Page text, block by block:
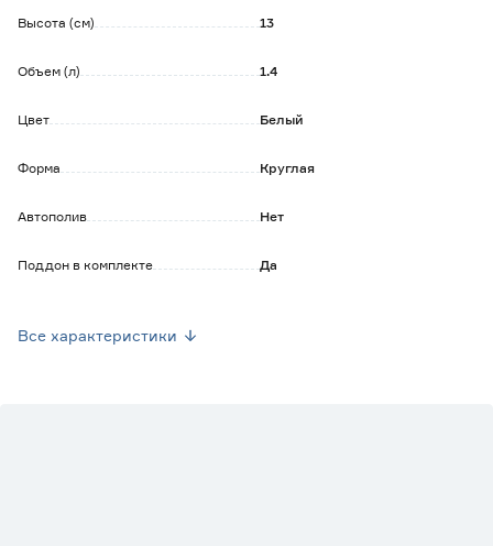
Высота (см) 13
Объем (л) 1.4
Цвет Белый
Форма Круглая
Автополив Нет
Поддон в комплекте Да
Все характеристики